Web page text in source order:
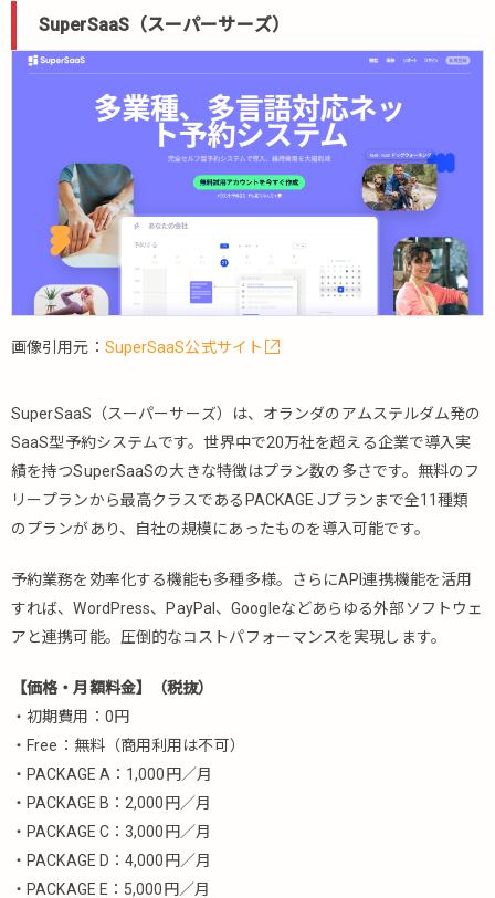
ューティポ
5.3.
飲食
店に
した
予約
シス
テム
5.3.1.
トレタ
帳
レスラ
5.3.3.
ebica（エ
TableCheck（テ
ーブルチェッ
OpenTable（オ
ープンテーブ
5.3.6.
マッタ）
5.4.
SuperSaaS（スーパーサーズ）
画像引用元： SuperSaaS公式サイト
SuperSaaS（スーパーサーズ）は、オランダのアムステルダム発の
SaaS型予約システムです。世界中で20万社を超える企業で導入実
績を持つSuperSaaSの大きな特徴はプラン数の多さです。無料のフ
リープランから最高クラスであるPACKAGE Jプランまで全11種類
のプランがあり、自社の規模にあったものを導入可能です。
予約業務を効率化する機能も多種多様。さらにAPI連携機能を活用
すれば、WordPress、PayPal、Googleなどあらゆる外部ソフトウェ
アと連携可能。圧倒的なコストパフォーマンスを実現します。
【価格・月額料金】（税抜）
・初期費用：0円
・Free：無料（商用利用は不可）
・PACKAGE A：1,000円／月
・PACKAGE B：2,000円／月
・PACKAGE C：3,000円／月
・PACKAGE D：4,000円／月
・PACKAGE E：5,000円／月